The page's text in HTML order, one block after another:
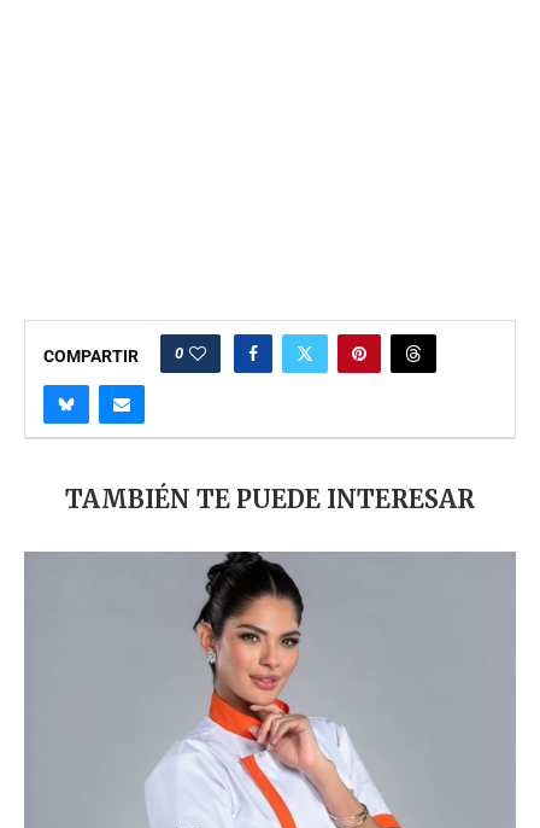
COMPARTIR 0
TAMBIÉN TE PUEDE INTERESAR